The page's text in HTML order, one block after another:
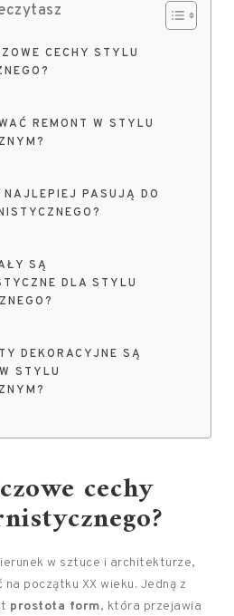
CECHY STYLU
REMONT W STYLU
PASUJĄ DO
SĄ
DLA STYLU
DEKORACYJNE SĄ
STYLU
cechy
w sztuce i architekturze,
początku XX wieku. Jedną z
prostota form, która przejawia